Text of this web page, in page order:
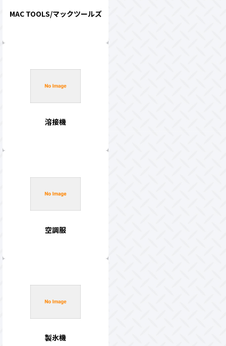
MAC TOOLS/マックツールズ
溶接機
空調服
製氷機